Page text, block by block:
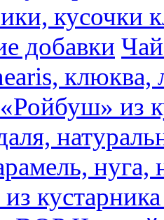
кусочки
добавки
клюква,
из
нуга,